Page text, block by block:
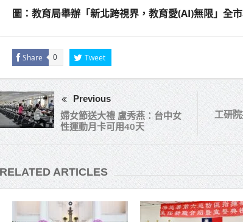
圖：教育局舉辦「新北跨視界，教育愛(AI)無限」全
Share 0 Tweet
Previous
婦女節送大禮 盧秀燕：台中女
性運動月卡可用40天
工研
RELATED ARTICLES